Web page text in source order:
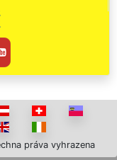
jejich ochotu a
práva vyhrazena